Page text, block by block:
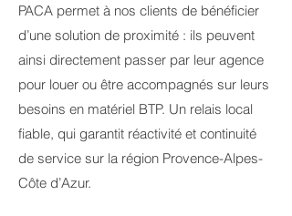
PACA permet à nos clients de bénéficier
d’une solution de proximité : ils peuvent
ainsi directement passer par leur agence
pour louer ou être accompagnés sur leurs
besoins en matériel BTP. Un relais local
fiable, qui garantit réactivité et continuité
de service sur la région Provence-Alpes-
Côte d’Azur.